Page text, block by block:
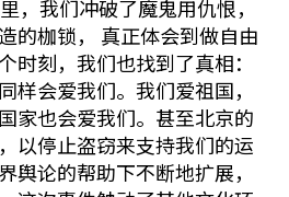
，我们冲破了魔鬼用仇恨，
的枷锁， 真正体会到做自由
时刻，我们也找到了真相：
样会爱我们。我们爱祖国，
家也会爱我们。甚至北京的
以停止盗窃来支持我们的运
舆论的帮助下不断地扩展，